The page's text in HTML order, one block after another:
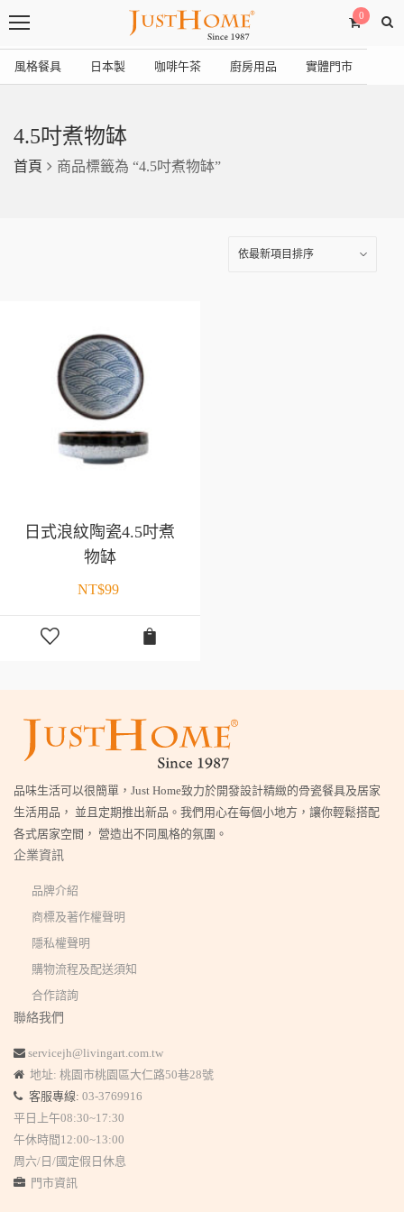
0
風格餐具 日本製 咖啡午茶 廚房用品 實體門市
4.5吋煮物缽
首頁 商品標籤為 “4.5吋煮物缽”
日式浪紋陶瓷4.5吋煮
物缽
NT$99
品味生活可以很簡單，Just Home致力於開發設計精緻的骨瓷餐具及居家
生活用品， 並且定期推出新品。我們用心在每個小地方，讓你輕鬆搭配
各式居家空間， 營造出不同風格的氛圍。
企業資訊
品牌介紹
商標及著作權聲明
隱私權聲明
購物流程及配送須知
合作諮詢
聯絡我們
servicejh@livingart.com.tw
地址: 桃園市桃園區大仁路50巷28號
客服專線: 03-3769916
平日上午08:30~17:30
午休時間12:00~13:00
周六/日/國定假日休息
門市資訊